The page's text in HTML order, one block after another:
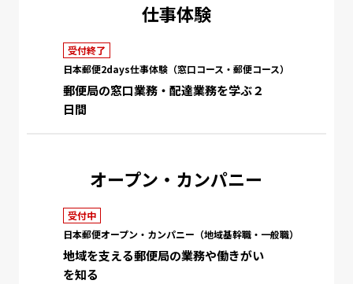
仕事体験
受付終了
日本郵便2days仕事体験（窓口コース・郵便コース）
郵便局の窓口業務・配達業務を学ぶ２
日間
オープン・カンパニー
受付中
日本郵便オープン・カンパニー（地域基幹職・一般職）
地域を支える郵便局の業務や働きがい
を知る